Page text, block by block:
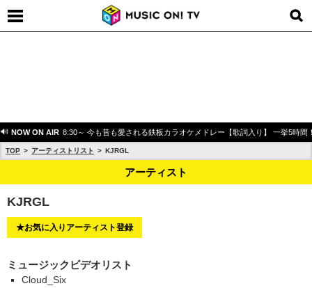
NOW ON AIR 8:30～ 今も昔も愛される鉄板カラオケメドレー【歌詞入り】 一挙5時間
TOP アーティストリスト KJRGL
アーティスト
KJRGL
★お気に入りアーティスト登録
ミュージックビデオリスト
Cloud_Six